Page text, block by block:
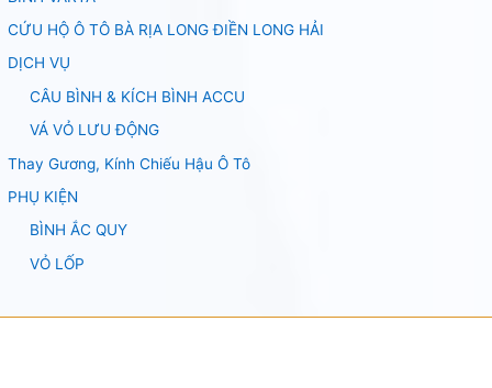
CỨU HỘ Ô TÔ BÀ RỊA LONG ĐIỀN LONG HẢI
DỊCH VỤ
CÂU BÌNH & KÍCH BÌNH ACCU
VÁ VỎ LƯU ĐỘNG
Thay Gương, Kính Chiếu Hậu Ô Tô
PHỤ KIỆN
BÌNH ẮC QUY
VỎ LỐP